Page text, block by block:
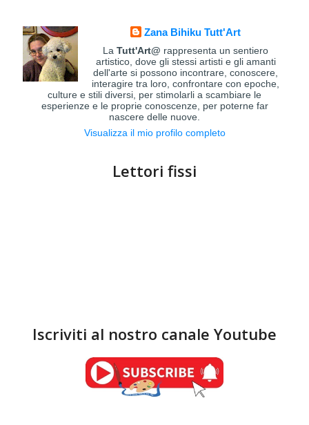
Zana Bihiku Tutt'Art
LaTutt'Art@ rappresenta un sentiero
artistico, dove gli stessi artisti e gli amanti
dell'arte si possono incontrare, conoscere,
interagire tra loro, confrontare con epoche,
culture e stili diversi, per stimolarli a scambiare le
esperienze e le proprie conoscenze, per poterne far
nascere delle nuove.
Visualizza il mio profilo completo
Lettori fissi
Iscriviti al nostro canale Youtube